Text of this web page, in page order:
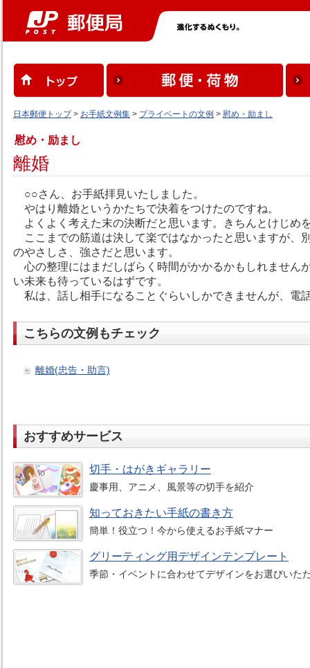
日本郵便トップ> お手紙文例集 > プライベートの文例 > 慰め・励まし
慰め・励まし
離婚
○○さん、お手紙拝見いたしました。
やはり離婚というかたちで決着をつけたのですね。
よくよく考えた末の決断だと思います。きちんとけじめ
ここまでの筋道は決して楽ではなかったと思いますが、
のやさしさ、強さだと思います。
心の整理にはまだしばらく時間がかかるかもしれません
い未来も待っているはずです。
私は、話し相手になることぐらいしかできませんが、電
こちらの文例もチェック
離婚(忠告・助言)
おすすめサービス
切手・はがきギャラリー
慶事用、アニメ、風景等の切手を紹介
知っておきたい手紙の書き方
簡単！役立つ！今から使えるお手紙マナー
グリーティング用デザインテンプレート
季節・イベントに合わせてデザインをお選びいた